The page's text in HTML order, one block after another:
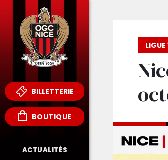
BILLETTERIE
BOUTIQUE
ACTUALITÉS
LIGUE